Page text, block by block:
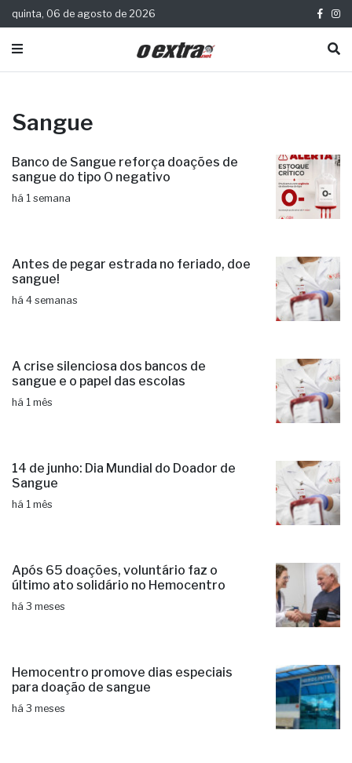
quinta, 06 de agosto de 2026
Sangue
Banco de Sangue reforça doações de
sangue do tipo O negativo
há 1 semana
Antes de pegar estrada no feriado, doe
sangue!
há 4 semanas
A crise silenciosa dos bancos de
sangue e o papel das escolas
há 1 mês
14 de junho: Dia Mundial do Doador de
Sangue
há 1 mês
Após 65 doações, voluntário faz o
último ato solidário no Hemocentro
há 3 meses
Hemocentro promove dias especiais
para doação de sangue
há 3 meses